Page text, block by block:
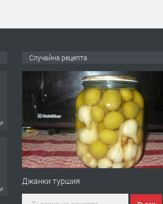
Случайна рецепта
Джанки туршия